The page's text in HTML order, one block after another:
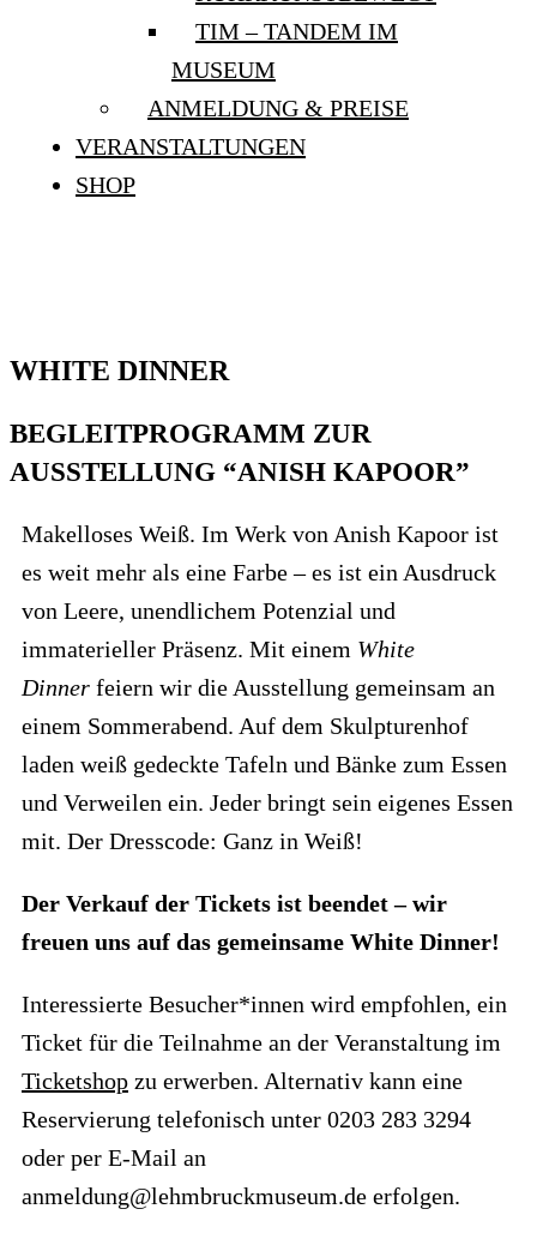
TIM – TANDEM IM
MUSEUM
ANMELDUNG & PREISE
VERANSTALTUNGEN
SHOP
WHITE DINNER
BEGLEITPROGRAMM ZUR
AUSSTELLUNG “ANISH KAPOOR”
Makelloses Weiß. Im Werk von Anish Kapoor ist
es weit mehr als eine Farbe – es ist ein Ausdruck
von Leere, unendlichem Potenzial und
immaterieller Präsenz. Mit einem White
Dinner feiern wir die Ausstellung gemeinsam an
einem Sommerabend. Auf dem Skulpturenhof
laden weiß gedeckte Tafeln und Bänke zum Essen
und Verweilen ein. Jeder bringt sein eigenes Essen
mit. Der Dresscode: Ganz in Weiß!
Der Verkauf der Tickets ist beendet – wir
freuen uns auf das gemeinsame White Dinner!
Interessierte Besucher*innen wird empfohlen, ein
Ticket für die Teilnahme an der Veranstaltung im
Ticketshop zu erwerben. Alternativ kann eine
Reservierung telefonisch unter 0203 283 3294
oder per E-Mail an
anmeldung@lehmbruckmuseum.de erfolgen.